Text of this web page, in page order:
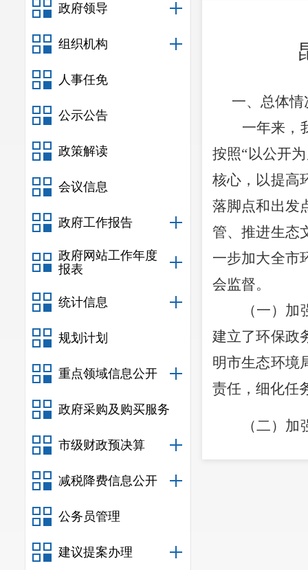
政府领导
组织机构
人事任免
公示公告
政策解读
会议信息
政府工作报告
政府网站工作年度
报表
统计信息
规划计划
重点领域信息公开
政府采购及购买服务
市级财政预决算
减税降费信息公开
公务员管理
建议提案办理
一、总体情
一年来，
按照“以公开
核心，以提高
落脚点和出发
管、推进生态
一步加大全市
会监督。
（一）
建立了环保政
明市生态环境
责任，细化任
（二）